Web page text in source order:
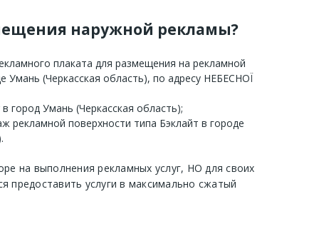
наружной рекламы?
плаката для размещения на рекламной
Умань (Черкасская область), по адресу НЕБЕСНОЇ
город Умань (Черкасская область);
рекламной поверхности типа Бэклайт в городе
на выполнения рекламных услуг, НО для своих
предоставить услуги в максимально сжатый